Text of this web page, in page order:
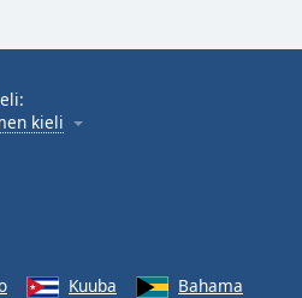
kieli
Kuuba
Bahama